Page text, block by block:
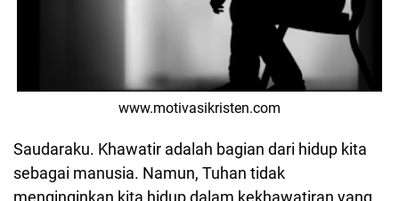
www.motivasikristen.com
Saudaraku. Khawatir adalah bagian dari hidup kita
sebagai manusia. Namun, Tuhan tidak
menginginkan kita hidup dalam kekhawatiran yang